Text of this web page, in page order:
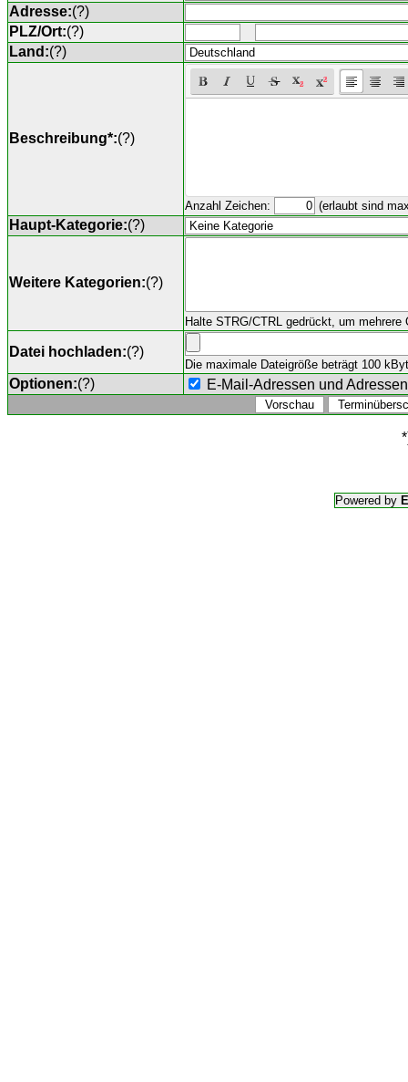
Adresse:(?)
PLZ/Ort:(?)
Land:(?)
Beschreibung*:(?)
Anzahl Zeichen: (erlaubt sind
Haupt-Kategorie:(?)
Weitere Kategorien:(?)
Halte STRG/CTRL gedrückt, um mehrere
Datei hochladen:(?)
Die maximale Dateigröße beträgt 100
Optionen:(?) E-Mail-Adressen und
Powered by